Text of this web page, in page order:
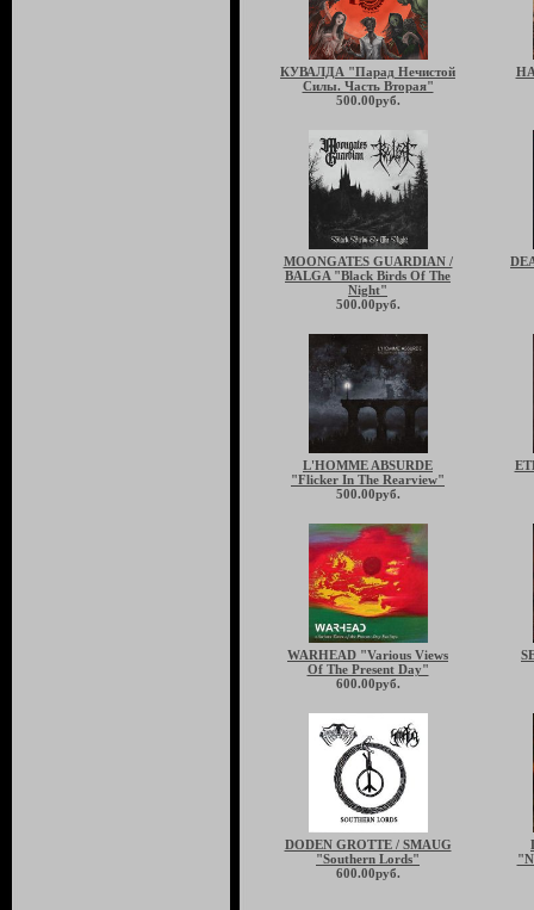
КУВАЛДА "Парад Нечистой
Силы. Часть Вторая"
500.00руб.
MOONGATES GUARDIAN /
BALGA "Black Birds Of The
Night"
500.00руб.
L'HOMME ABSURDE
"Flicker In The Rearview"
500.00руб.
WARHEAD "Various Views
Of The Present Day"
600.00руб.
DODEN GROTTE / SMAUG
"Southern Lords"
600.00руб.